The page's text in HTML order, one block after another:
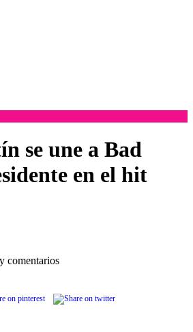
se une a Bad
en el hit
comentarios